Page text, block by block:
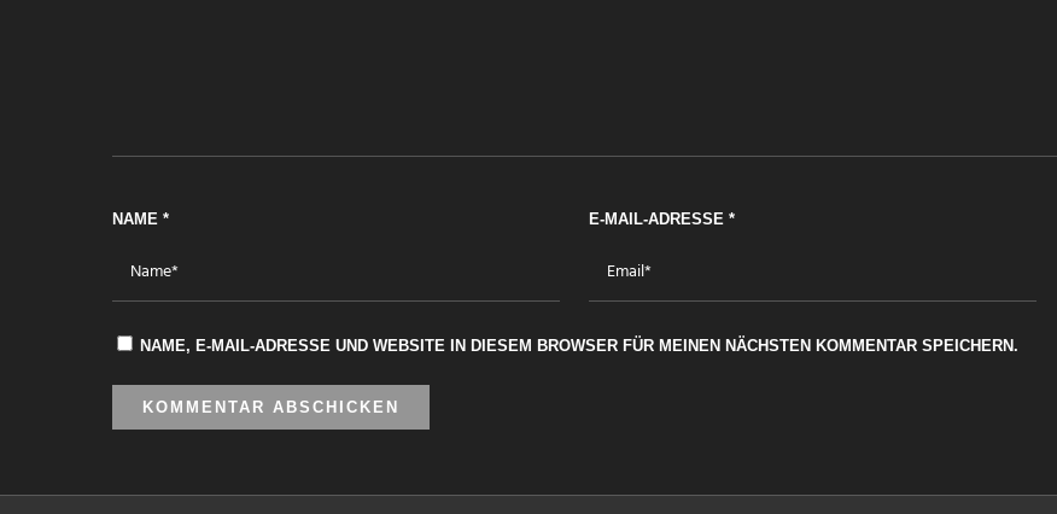
NAME * E-MAIL-ADRESSE *
NAME, E-MAIL-ADRESSE UND WEBSITE IN DIESEM BROWSER FÜR MEINEN NÄCHSTEN KOMMENTAR SPEICHERN.